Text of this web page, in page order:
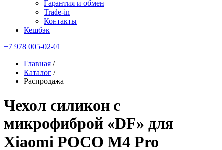
Гарантия и обмен
Trade-in
Контакты
Кешбэк
+7 978 005-02-01
Главная /
Каталог /
Распродажа
Чехол силикон с
микрофиброй «DF» для
Xiaomi POCO M4 Pro